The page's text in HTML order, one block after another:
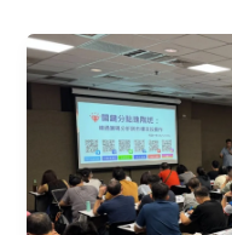
CMoney
不
好
產